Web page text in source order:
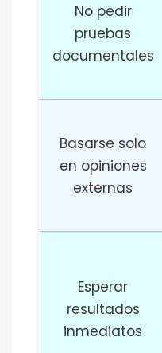
No pedir
pruebas
documentales
Basarse solo
en opiniones
externas
Esperar
resultados
inmediatos